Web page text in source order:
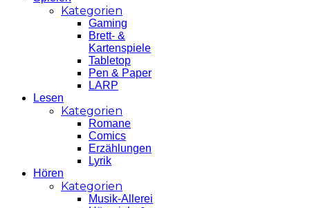
Kategorien
Gaming
Brett- &
Kartenspiele
Tabletop
Pen & Paper
LARP
Lesen
Kategorien
Romane
Comics
Erzählungen
Lyrik
Hören
Kategorien
Musik-Allerei